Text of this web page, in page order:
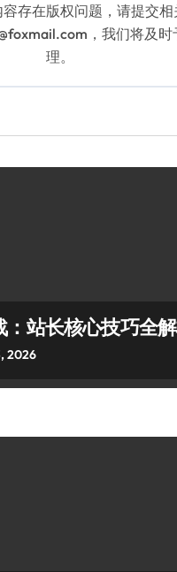
存在版权问题，请提交
，我们将及时
理。
：站长核心技巧全
2026